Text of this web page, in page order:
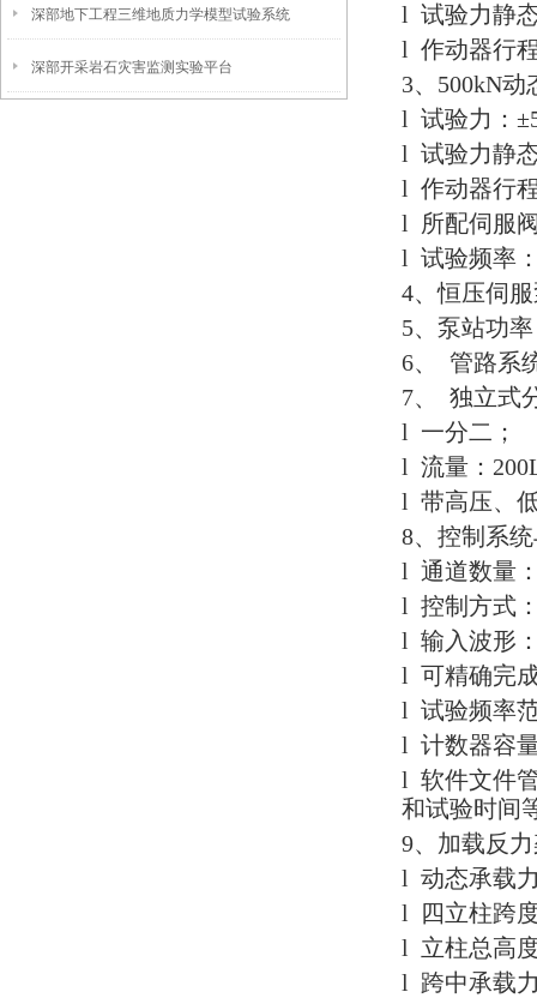
深部地下工程三维地质力学模型试验系统
深部开采岩石灾害监测实验平台
l 试验力静
l 作动器行
3、500kN
l 试验力：
l 试验力静
l 作动器行
l 所配伺服
l 试验频率
4、恒压伺
5、泵站功
6、 管路系
7、 独立式
l 一分二；
l 流量：
l 带高压、
8、控制系
l 通道数量
l 控制方式
l 输入波形
l 可精确完
l 试验频率
l 计数器容
l 软件文件
和试验时间
9、加载反
l 动态承载
l 四立柱跨
l 立柱总高
l 跨中承载